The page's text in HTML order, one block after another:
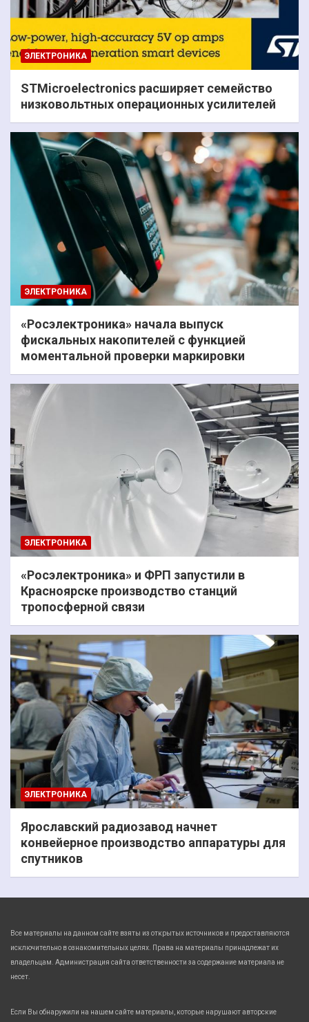
ЭЛЕКТРОНИКА
STMicroelectronics расширяет семейство
низковольтных операционных усилителей
ЭЛЕКТРОНИКА
«Росэлектроника» начала выпуск
фискальных накопителей с функцией
моментальной проверки маркировки
ЭЛЕКТРОНИКА
«Росэлектроника» и ФРП запустили в
Красноярске производство станций
тропосферной связи
ЭЛЕКТРОНИКА
Ярославский радиозавод начнет
конвейерное производство аппаратуры для
спутников
Все материалы на данном сайте взяты из открытых источников и предоставляются
исключительно в ознакомительных целях. Права на материалы принадлежат их
владельцам. Администрация сайта ответственности за содержание материала не
несет.
Если Вы обнаружили на нашем сайте материалы, которые нарушают авторские